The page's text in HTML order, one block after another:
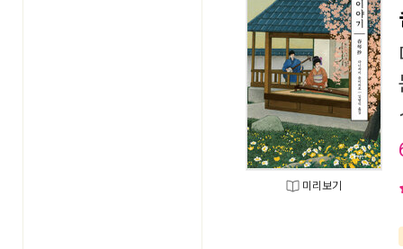
미리보기